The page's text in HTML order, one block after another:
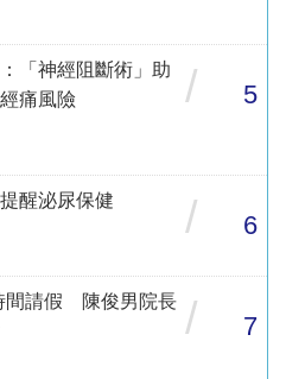
「神經阻斷術」助
痛風險
/ 5
醒泌尿保健
/ 6
間請假 陳俊男院長 / 7